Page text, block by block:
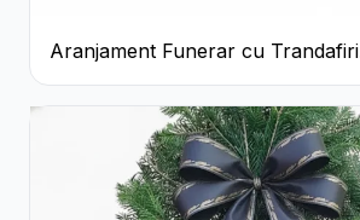
Aranjament Funerar cu Trandafiri
Albi Crizanteme Galbene și Crini